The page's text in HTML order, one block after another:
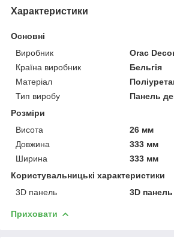
Характеристики
Основні
Виробник
Orac
Країна виробник
Бельгія
Матеріал
Тип виробу
Панель
Розміри
Висота
26 мм
Довжина
333 мм
Ширина
333 мм
Користувальницькі характеристики
3D панель
3D панель
Приховати